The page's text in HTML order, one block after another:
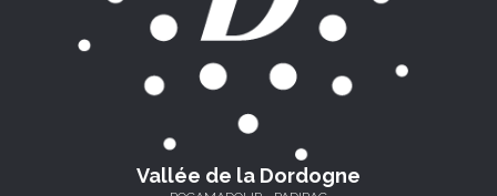
Vallée de la Dordogne